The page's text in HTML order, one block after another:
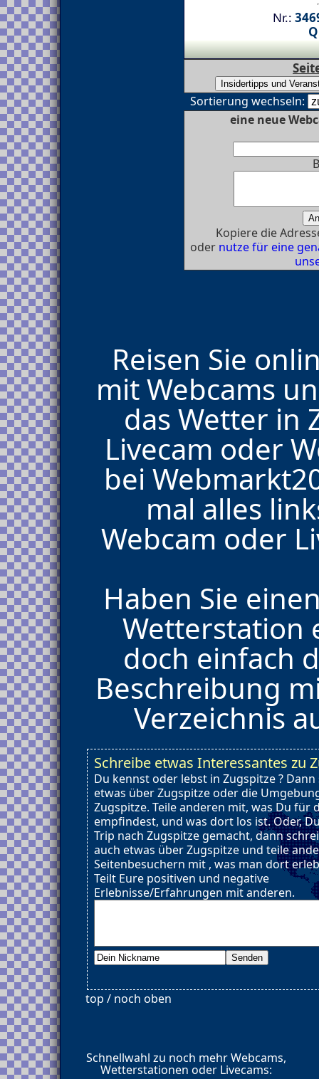
Nr.:
Sortierung wechseln:
eine neue
Kopiere die
oder nutze für eine
Reisen Sie
mit Webcams
das Wetter in
Livecam oder
bei
mal alles
Webcam oder
Haben Sie
Wetterstation
doch einfach
Beschreibung
Verzeichnis
Schreibe etwas Interessantes zu
Du kennst oder lebst in Zugspitze ?
etwas über Zugspitze oder die
Zugspitze. Teile anderen mit, was Du für
empfindest, und was dort los ist. Oder,
Trip nach Zugspitze gemacht, dann
auch etwas über Zugspitze und teile
Seitenbesuchern mit , was man dort
Teilt Eure positiven und negative
Erlebnisse/Erfahrungen mit anderen.
top / noch oben
Schnellwahl zu noch mehr Webcams,
Wetterstationen oder Livecams: